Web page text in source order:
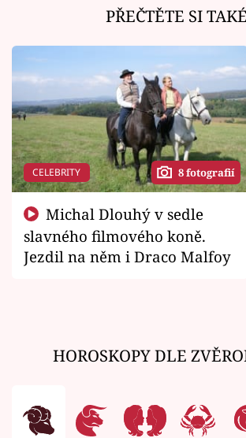
PŘEČTĚTE SI TAKÉ
CELEBRITY 8 fotografií
slavného filmového koně.
Jezdil na něm i Draco Malfoy
HOROSKOPY DLE